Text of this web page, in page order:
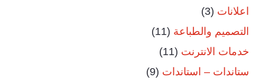
اعلانات (3)
التصميم والطباعة (11)
خدمات الانترنت (11)
ستاندات – استاندات (9)